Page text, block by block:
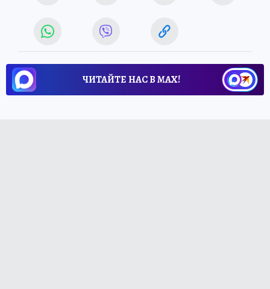
ЧИТАЙТЕ НАС В МАХ!